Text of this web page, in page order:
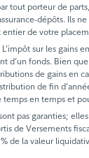
tout porteur de
dépôts. Ils
de votre
sur les gains
fonds. Bien
de gains
de fin
en temps et
pas garanties;
de Versements
de la valeur